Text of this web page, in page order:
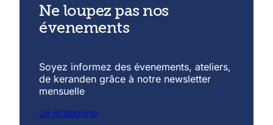
Ne loupez pas nos
évenements
Soyez informez des évenements, ateliers,
de keranden grâce à notre newsletter
mensuelle
Je m’abonne